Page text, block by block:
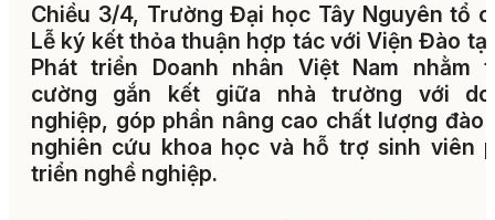
Chiều 3/4, Trường Đại học Tây Nguyên tổ
Lễ ký kết thỏa thuận hợp tác với Viện Đào
Phát triển Doanh nhân Việt Nam nhằm
cường gắn kết giữa nhà trường với
nghiệp, góp phần nâng cao chất lượng đào
nghiên cứu khoa học và hỗ trợ sinh viên
triển nghề nghiệp.